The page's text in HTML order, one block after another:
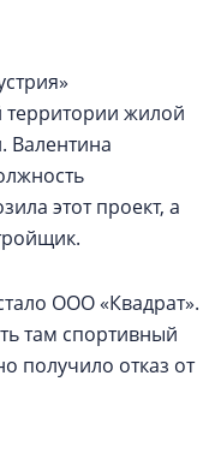
территории жилой
Валентина
этот проект, а
ООО «Квадрат».
там спортивный
получило отказ от